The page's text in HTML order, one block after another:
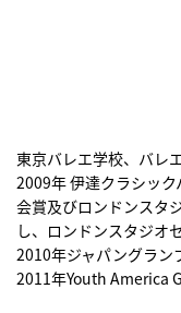
東京バレエ学校、バレ
2009年 伊達クラシッ
会賞及びロンドンスタ
し、ロンドンスタジオ
2010年ジャパングラン
2011年Youth America